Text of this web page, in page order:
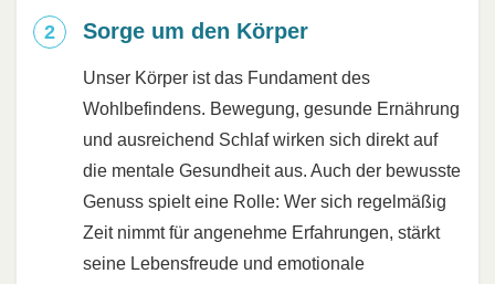
Sorge um den Körper
Unser Körper ist das Fundament des
Wohlbefindens. Bewegung, gesunde Ernährung
und ausreichend Schlaf wirken sich direkt auf
die mentale Gesundheit aus. Auch der bewusste
Genuss spielt eine Rolle: Wer sich regelmäßig
Zeit nimmt für angenehme Erfahrungen, stärkt
seine Lebensfreude und emotionale